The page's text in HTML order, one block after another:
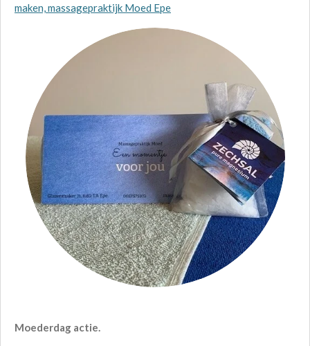
maken, massagepraktijk Moed Epe
Moederdag actie.